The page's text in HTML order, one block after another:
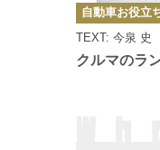
クルマのラ
TEXT: 今泉 史
カ
テ
ゴ
リ
ー